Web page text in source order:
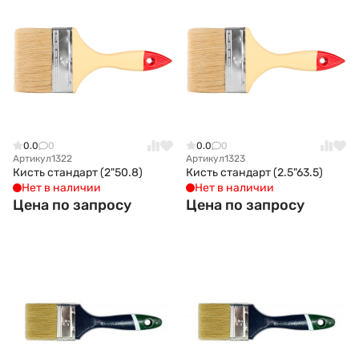
0.0
0
Артикул1322
Кисть стандарт (2"50.8)
Нет в наличии
Цена по запросу
0.0
0
Артикул1323
Кисть стандарт (2.5"63.5)
Нет в наличии
Цена по запросу